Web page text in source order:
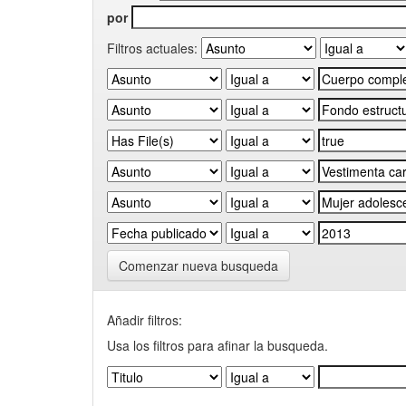
por
Filtros actuales:
Comenzar nueva busqueda
Añadir filtros:
Usa los filtros para afinar la busqueda.